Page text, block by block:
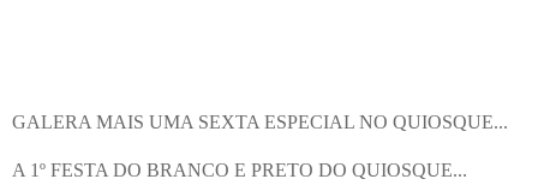
GALERA MAIS UMA SEXTA ESPECIAL NO QUIOSQUE...
A 1º FESTA DO BRANCO E PRETO DO QUIOSQUE...